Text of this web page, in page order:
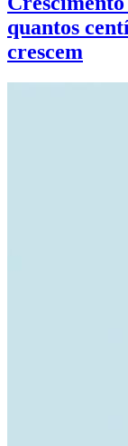
quantos
crescem